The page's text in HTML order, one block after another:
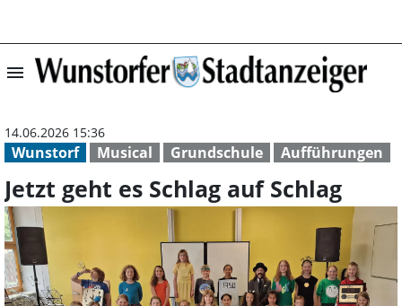
menu Jetzt geht es
Wunstorf Musical Grundschule Aufführungen
14.06.2026 15:36
Jetzt geht es Schlag auf Schlag